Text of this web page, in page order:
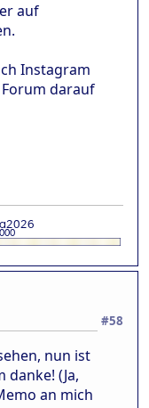
auf
Instagram
darauf
#58
nun ist
(Ja,
an mich